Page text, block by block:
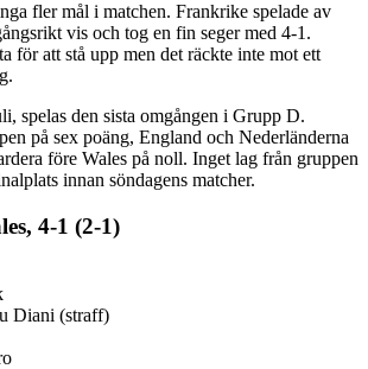
fler mål i matchen. Frankrike spelade av
vis och tog en fin seger med 4-1.
för att stå upp men det räckte inte mot ett
spelas den sista omgången i Grupp D.
på sex poäng, England och Nederländerna
före Wales på noll. Inget lag från gruppen
innan söndagens matcher.
4-1 (2-1)
Diani (straff)